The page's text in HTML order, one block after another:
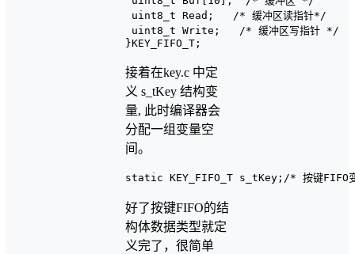
uint8_t Read;   /* 缓冲区读指针*/
uint8_t Write;   /* 缓冲区写指针 */
接着在key.c 中定
义 s_tKey 结构变
量, 此时编译器会
分配一组变量空
间。
好了按键FIFO的结
构体数据类型就定
义完了，很简单